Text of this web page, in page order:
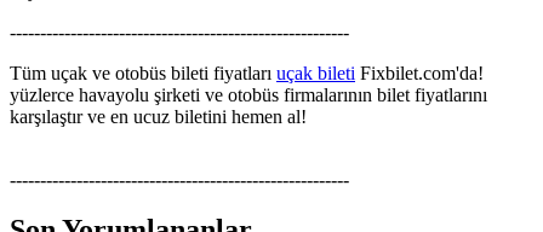
--------------------------------------------------------
Tüm uçak ve otobüs bileti fiyatları uçak bileti Fixbilet.com'da!
yüzlerce havayolu şirketi ve otobüs firmalarının bilet fiyatlarını
karşılaştır ve en ucuz biletini hemen al!
--------------------------------------------------------